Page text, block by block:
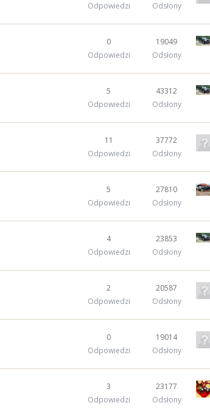
Odpowiedzi
Odsłony
0
Odpowiedzi
19049
Odsłony
5
Odpowiedzi
43312
Odsłony
11
Odpowiedzi
37772
Odsłony
5
Odpowiedzi
27810
Odsłony
4
Odpowiedzi
23853
Odsłony
2
Odpowiedzi
20587
Odsłony
0
Odpowiedzi
19014
Odsłony
3
Odpowiedzi
23177
Odsłony